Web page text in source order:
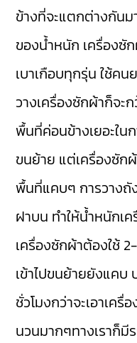
ข้างที่จะแตกต่างกันม
ของน้ำหนัก เครื่องซั
เบาเกือบทุกรุ่น ใช้ค
วางเครื่องซักผ้าก็จะ
พื้นที่ค่อนข้างเยอะใน
ขนย้าย แต่เครื่องซัก
พื้นที่แคบๆ การวางถั
ฝาบน ทำให้น้ำหนักเ
เครื่องซักผ้าต้องใช้
เข้าไปขนย้ายยังแคบ
ชั่วโมงกว่าจะเอาเครื่
นวนมากๆทางเราก็มี